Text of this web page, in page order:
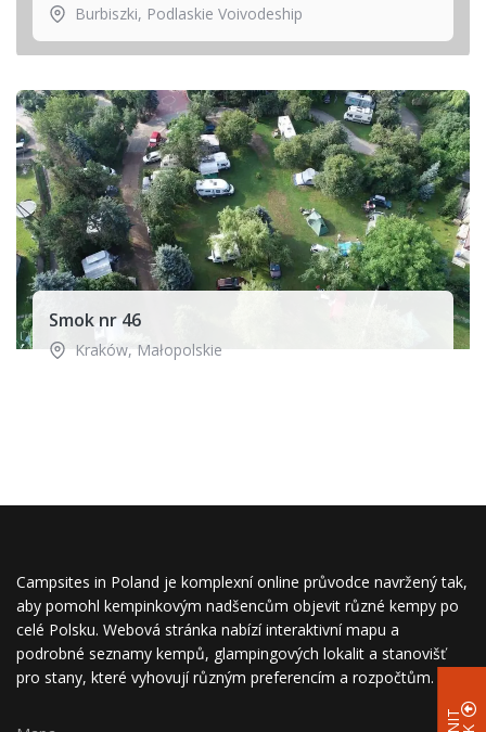
Burbiszki, Podlaskie Voivodeship
Smok nr 46
Kraków, Małopolskie
Campsites in Poland je komplexní online průvodce navržený tak,
aby pomohl kempinkovým nadšencům objevit různé kempy po
celé Polsku. Webová stránka nabízí interaktivní mapu a
podrobné seznamy kempů, glampingových lokalit a stanovišť
pro stany, které vyhovují různým preferencím a rozpočtům.